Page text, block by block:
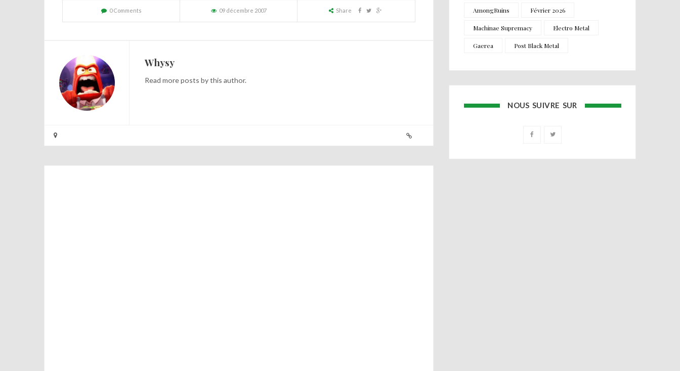
0 Comments 09 décembre 2007 Share
Whysy
Read more posts by this author.
AmongRuins Février 2026
Machinae Supremacy Electro Metal
Gaerea Post Black Metal
NOUS SUIVRE SUR